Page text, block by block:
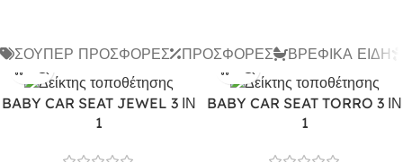
ΣΟΎΠΕΡ ΠΡΟΣΦΟΡΈΣ ΠΡΟΣΦΟΡΈΣ ΒΡΕΦΙΚΆ ΕΊΔΗ
BABY CAR SEAT JEWEL 3 ΙΝ
1
BABY CAR SEAT TORRO 3 ΙΝ
1